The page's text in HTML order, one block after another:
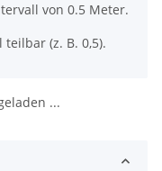
von 0.5 Meter.
(z. B. 0,5).
...